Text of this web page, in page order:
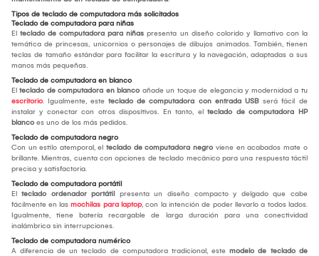
Tipos de teclado de computadora más solicitados
Teclado de computadora para niñas
El teclado de computadora para niñas presenta un diseño colorido y llamativo con la
temática de princesas, unicornios o personajes de dibujos animados. También, tienen
teclas de tamaño estándar para facilitar la escritura y la navegación, adaptadas a sus
manos más pequeñas.
Teclado de computadora en blanco
El teclado de computadora en blanco añade un toque de elegancia y modernidad a tu
escritorio. Igualmente, este teclado de computadora con entrada USBserá fácil de
instalar y conectar con otros dispositivos. En tanto, el teclado de computadora HP
blanco es uno de los más pedidos.
Teclado de computadora negro
Con un estilo atemporal, el teclado de computadora negro viene en acabados mate o
brillante. Mientras, cuenta con opciones de teclado mecánico para una respuesta táctil
precisa y satisfactoria.
Teclado de computadora portátil
El teclado ordenador portátil presenta un diseño compacto y delgado que cabe
fácilmente en las mochilas para laptop, con la intención de poder llevarlo a todos lados.
Igualmente, tiene batería recargable de larga duración para una conectividad
inalámbrica sin interrupciones.
Teclado de computadora numérico
A diferencia de un teclado de computadora tradicional, este modelo de teclado de